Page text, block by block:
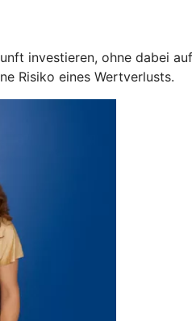
investieren, ohne dabei
Risiko eines Wertverlusts.